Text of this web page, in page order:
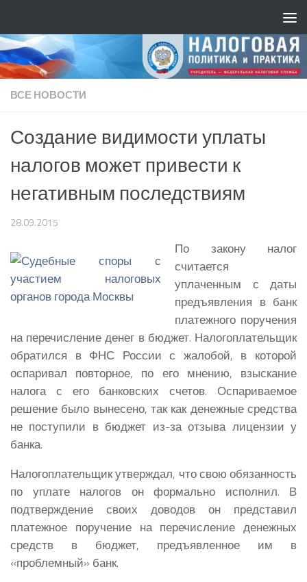
ВСЕ НОВОСТИ
Создание видимости уплаты
налогов может привести к
негативным последствиям
28.09.2015
По закону налог
считается
уплаченным с даты
предъявления в банк
платежного поручения
на перечисление денег в бюджет. Налогоплательщик
обратился в ФНС России с жалобой, в которой
оспаривал повторное, по его мнению, взыскание
налога с его банковских счетов. Оспариваемое
решение было вынесено, так как денежные средства
не поступили в бюджет из-за отзыва лицензии у
банка.
Налогоплательщик утверждал, что свою обязанность
по уплате налогов он формально исполнил. В
подтверждение своих доводов он представил
платежное поручение на перечисление денежных
средств в бюджет, предъявленное им в
«проблемный» банк.